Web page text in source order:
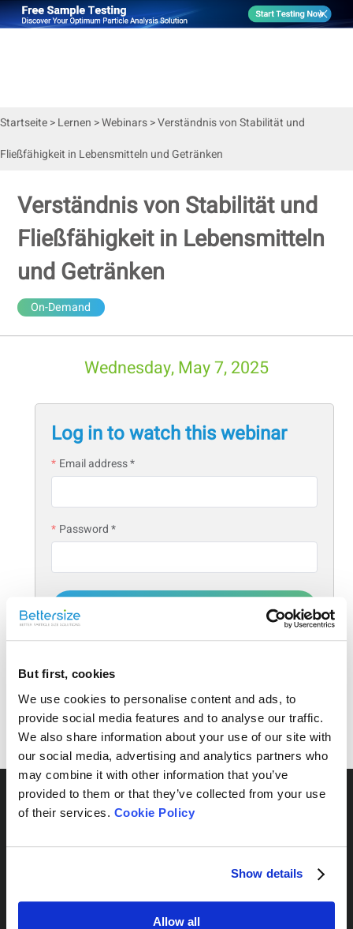
But first, cookies
We use cookies to personalise content and ads, to
provide social media features and to analyse our traffic.
We also share information about your use of our site with
our social media, advertising and analytics partners who
may combine it with other information that you’ve
provided to them or that they’ve collected from your use
of their services. Cookie Policy
Show details
Allow all
Startseite>Lernen >Webinars>Verständnis von Stabilität und
Fließfähigkeit in Lebensmitteln und Getränken
Verständnis von Stabilität und
Fließfähigkeit in Lebensmitteln
und Getränken
On-Demand
Wednesday, May 7, 2025
Log in to watch this webinar
Email address *
Password *
Create an account
BeNano